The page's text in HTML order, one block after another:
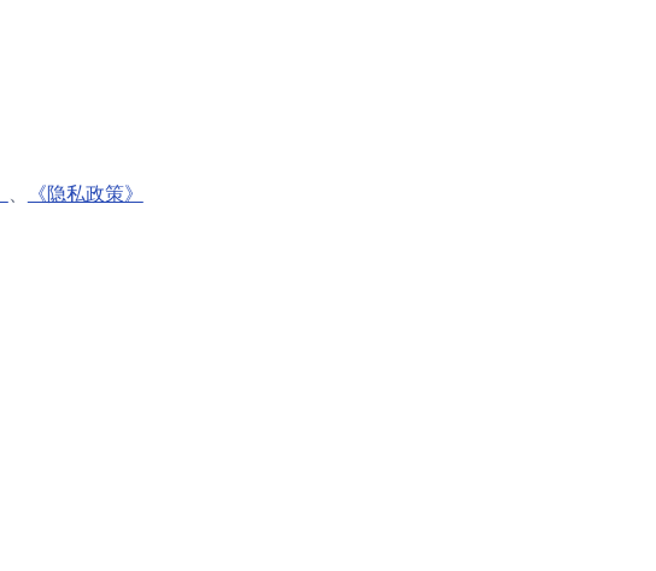
《隐私政策》